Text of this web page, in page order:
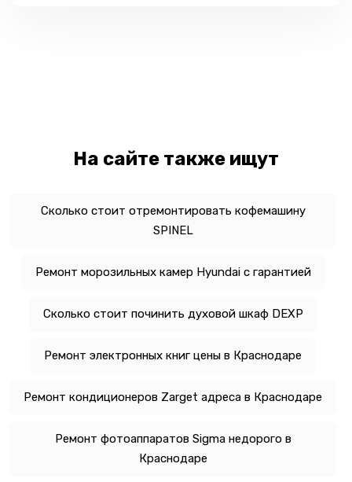
На сайте также ищут
Сколько стоит отремонтировать кофемашину
SPINEL
Ремонт морозильных камер Hyundai с гарантией
Сколько стоит починить духовой шкаф DEXP
Ремонт электронных книг цены в Краснодаре
Ремонт кондиционеров Zarget адреса в Краснодаре
Ремонт фотоаппаратов Sigma недорого в
Краснодаре